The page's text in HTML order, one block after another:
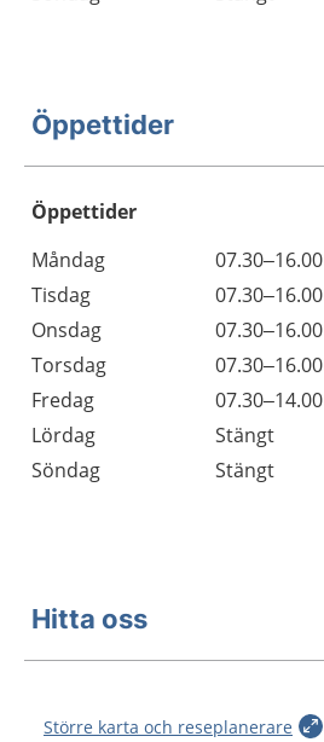
Öppettider
Öppettider
Dag
Öppettider
Kommentarer
Måndag
07.30–16.00
Tisdag
07.30–16.00
Onsdag
07.30–16.00
Torsdag
07.30–16.00
Fredag
07.30–14.00
Lördag
Stängt
Söndag
Stängt
Hitta oss
Större karta och reseplanerare